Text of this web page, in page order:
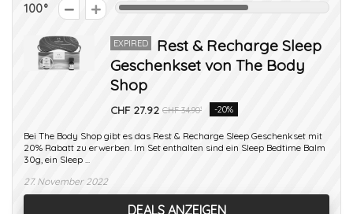
100
EXPIRED
Rest & Recharge Sleep
Geschenkset von The Body
Shop
CHF 27.92 CHF 34.90¹ -20%
Bei The Body Shop gibt es das Rest & Recharge Sleep Geschenkset mit
20% Rabatt zu erwerben. Im Set enthalten sind ein Sleep Bedtime Balm
30g, ein Sleep ...
27. November 2022
DEALS ANZEIGEN